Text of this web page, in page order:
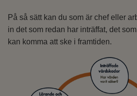
På så sätt kan du som är chef eller
in det som redan har inträffat, det
kan komma att ske i framtiden.